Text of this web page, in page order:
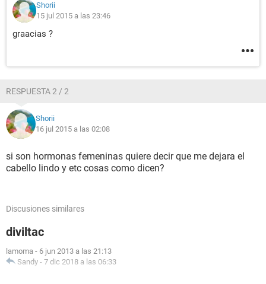
Shorii
15 jul 2015 a las 23:46
graacias ?
RESPUESTA 2 / 2
Shorii
16 jul 2015 a las 02:08
si son hormonas femeninas quiere decir que me dejara el
cabello lindo y etc cosas como dicen?
Discusiones similares
diviltac
lamoma - 6 jun 2013 a las 21:13
Sandy - 7 dic 2018 a las 06:33